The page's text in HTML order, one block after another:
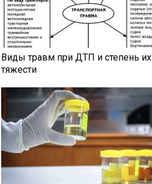
Виды травм при ДТП и степень их
тяжести